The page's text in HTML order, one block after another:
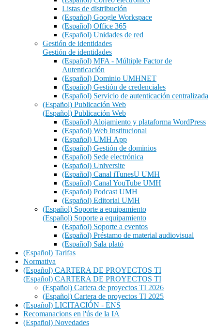
Listas de distribución
(Español) Google Workspace
(Español) Office 365
(Español) Unidades de red
Gestión de identidades
Gestión de identidades
(Español) MFA - Múltiple Factor de
Autenticación
(Español) Dominio UMHNET
(Español) Gestión de credenciales
(Español) Servicio de autenticación centralizada
(Español) Publicación Web
(Español) Publicación Web
(Español) Alojamiento y plataforma WordPress
(Español) Web Institucional
(Español) UMH App
(Español) Gestión de dominios
(Español) Sede electrónica
(Español) Universite
(Español) Canal iTunesU UMH
(Español) Canal YouTube UMH
(Español) Podcast UMH
(Español) Editorial UMH
(Español) Soporte a equipamiento
(Español) Soporte a equipamiento
(Español) Soporte a eventos
(Español) Préstamo de material audiovisual
(Español) Sala plató
(Español) Tarifas
Normativa
(Español) CARTERA DE PROYECTOS TI
(Español) CARTERA DE PROYECTOS TI
(Español) Cartera de proyectos TI 2026
(Español) Cartera de proyectos TI 2025
(Español) LICITACIÓN - ENS
Recomanacions en l'ús de la IA
(Español) Novedades